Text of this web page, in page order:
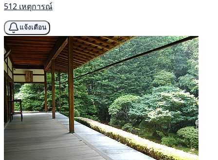
512 เหตุการณ์
แจ้งเตือน